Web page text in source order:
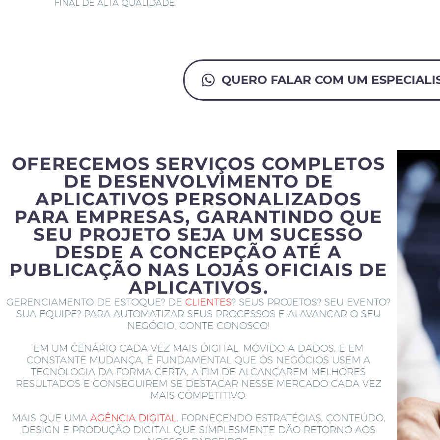
FINAL DE ALTA QUALIDADE.
QUERO FALAR COM UM
OFERECEMOS SERVIÇOS COMPLETOS
DE DESENVOLVIMENTO DE
APLICATIVOS PERSONALIZADOS
PARA EMPRESAS, GARANTINDO QUE
SEU PROJETO SEJA UM SUCESSO
DESDE A CONCEPÇÃO ATÉ A
PUBLICAÇÃO NAS LOJAS OFICIAIS DE
APLICATIVOS.
GERENCIAMENTO DE ESTOQUE? DE CLIENTES? SEUS PROJETOS? SEU EVENTO?
SUA EQUIPE? PARA AUTOMATIZAR SEUS PROCESSOS E ALAVANCAR O SEU
NEGÓCIO. CONTE CONOSCO!
EM UM CENÁRIO CADA VEZ MAIS DIGITAL, MOVIDO A DADOS, E EM
CONSTANTE MUDANÇA, É FUNDAMENTAL QUE OS NEGÓCIOS USEM A
TECNOLOGIA DA FORMA CERTA, A FIM DE ALCANÇAREM MELHORES
RESULTADOS E CONSEGUIREM SE DESTACAR NESSE MERCADO CADA VEZ
MAIS COMPETITIVO.
MAIS QUE UMA AGÊNCIA DIGITAL, FORNECENDO ESTRATÉGIAS, CONTEÚDO,
DESIGN E PRODUÇÃO DIGITAL QUE SIMPLESMENTE DÃO RETORNO AOS